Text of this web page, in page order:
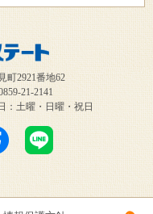
町2921番地62
21-2141
：土曜・日曜・祝日